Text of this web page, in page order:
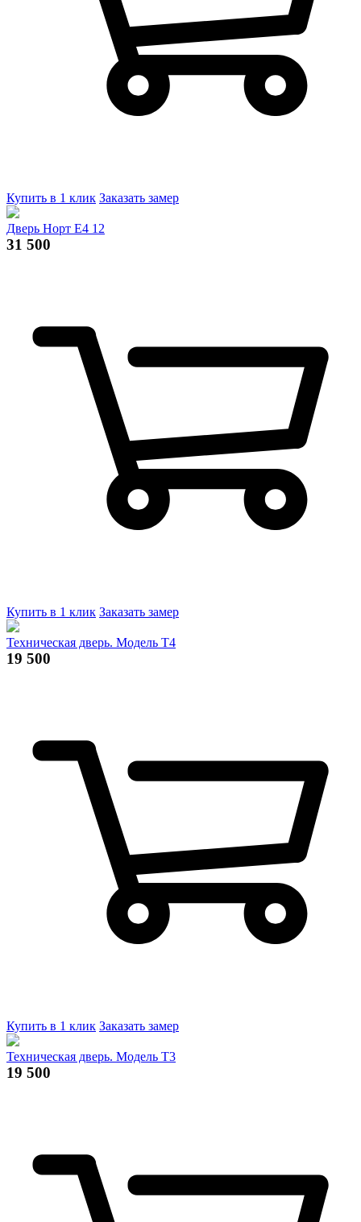
Купить в 1 клик Заказать замер
Дверь Норт Е4 12
31 500
Купить в 1 клик Заказать замер
Техническая дверь. Модель Т4
19 500
Купить в 1 клик Заказать замер
Техническая дверь. Модель Т3
19 500